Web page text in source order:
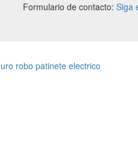
Formulario de contacto: Siga
robo patinete electrico